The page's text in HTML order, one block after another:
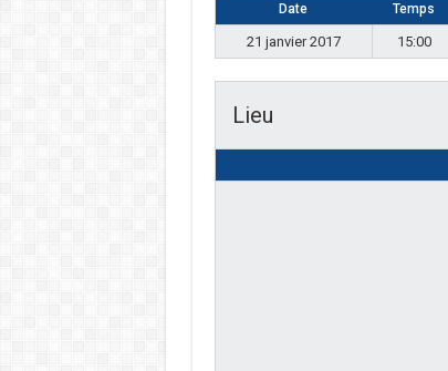
Date Temps
21 janvier 2017 15:00
Lieu